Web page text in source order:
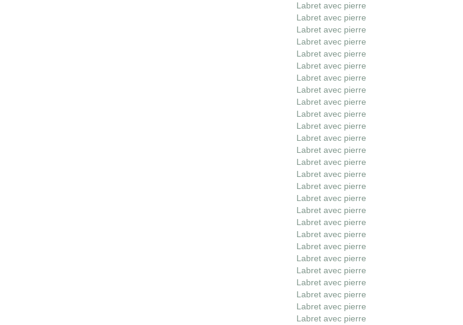
Labret avec pierre
Labret avec pierre
Labret avec pierre
Labret avec pierre
Labret avec pierre
Labret avec pierre
Labret avec pierre
Labret avec pierre
Labret avec pierre
Labret avec pierre
Labret avec pierre
Labret avec pierre
Labret avec pierre
Labret avec pierre
Labret avec pierre
Labret avec pierre
Labret avec pierre
Labret avec pierre
Labret avec pierre
Labret avec pierre
Labret avec pierre
Labret avec pierre
Labret avec pierre
Labret avec pierre
Labret avec pierre
Labret avec pierre
Labret avec pierre